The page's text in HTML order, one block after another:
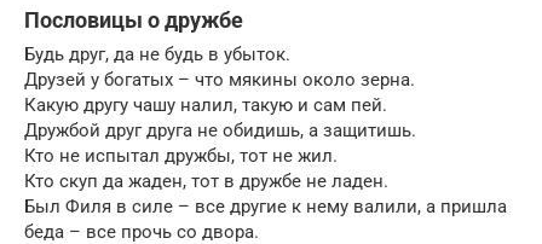
Пословицы о дружбе
Будь друг, да не будь в убыток.
Друзей у богатых – что мякины около зерна.
Какую другу чашу налил, такую и сам пей.
Дружбой друг друга не обидишь, а защитишь.
Кто не испытал дружбы, тот не жил.
Кто скуп да жаден, тот в дружбе не ладен.
Был Филя в силе – все другие к нему валили, а пришла
беда – все прочь со двора.